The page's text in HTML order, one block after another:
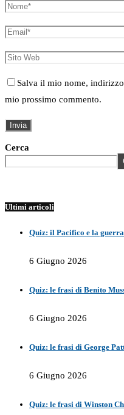
Salva il mio nome,
mio prossimo commento.
Cerca
Ultimi articoli
Quiz: il Pacifico e la
6 Giugno 2026
Quiz: le frasi di Benito
6 Giugno 2026
Quiz: le frasi di George
6 Giugno 2026
Quiz: le frasi di Winston